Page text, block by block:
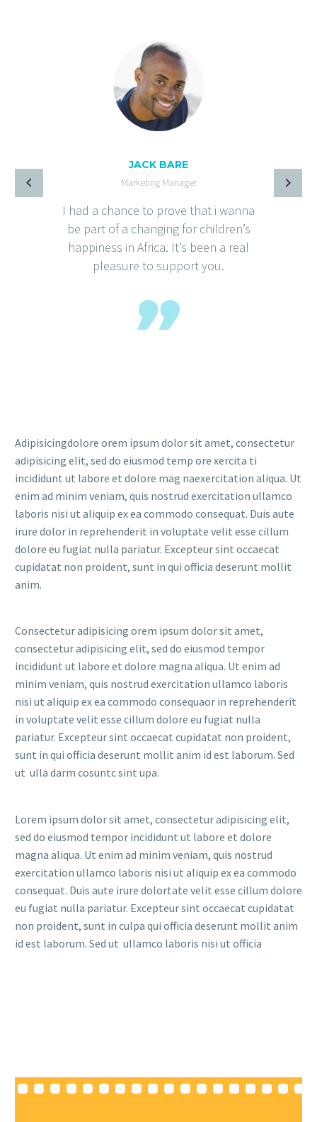
JACK BARE
Marketing Manager
I had a chance to prove that i wanna
be part of a changing for children’s
happiness in Africa. It’s been a real
pleasure to support you.
Adipisicingdolore orem ipsum dolor sit amet, consectetur
adipisicing elit, sed do eiusmod temp ore xercita ti
incididunt ut labore et dolore mag naexercitation aliqua. Ut
enim ad minim veniam, quis nostrud exercitation ullamco
laboris nisi ut aliquip ex ea commodo consequat. Duis aute
irure dolor in reprehenderit in voluptate velit esse cillum
dolore eu fugiat nulla pariatur. Excepteur sint occaecat
cupidatat non proident, sunt in qui officia deserunt mollit
anim.
Consectetur adipisicing orem ipsum dolor sit amet,
consectetur adipisicing elit, sed do eiusmod tempor
incididunt ut labore et dolore magna aliqua. Ut enim ad
minim veniam, quis nostrud exercitation ullamco laboris
nisi ut aliquip ex ea commodo consequaor in reprehenderit
in voluptate velit esse cillum dolore eu fugiat nulla
pariatur. Excepteur sint occaecat cupidatat non proident,
sunt in qui officia deserunt mollit anim id est laborum. Sed
ut ulla darm cosuntc sint upa.
Lorem ipsum dolor sit amet, consectetur adipisicing elit,
sed do eiusmod tempor incididunt ut labore et dolore
magna aliqua. Ut enim ad minim veniam, quis nostrud
exercitation ullamco laboris nisi ut aliquip ex ea commodo
consequat. Duis aute irure dolortate velit esse cillum dolore
eu fugiat nulla pariatur. Excepteur sint occaecat cupidatat
non proident, sunt in culpa qui officia deserunt mollit anim
id est laborum. Sed ut ullamco laboris nisi ut officia